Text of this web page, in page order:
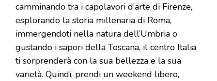
camminando tra i capolavori d’arte di Firenze,
esplorando la storia millenaria di Roma,
immergendoti nella natura dell’Umbria o
gustando i sapori della Toscana, il centro Italia
ti sorprenderà con la sua bellezza e la sua
varietà. Quindi, prendi un weekend libero,